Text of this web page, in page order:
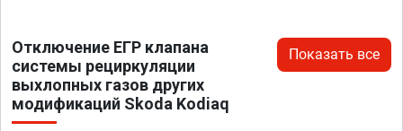
Отключение ЕГР клапана
системы рециркуляции
выхлопных газов других
модификаций Skoda Kodiaq
Показать все